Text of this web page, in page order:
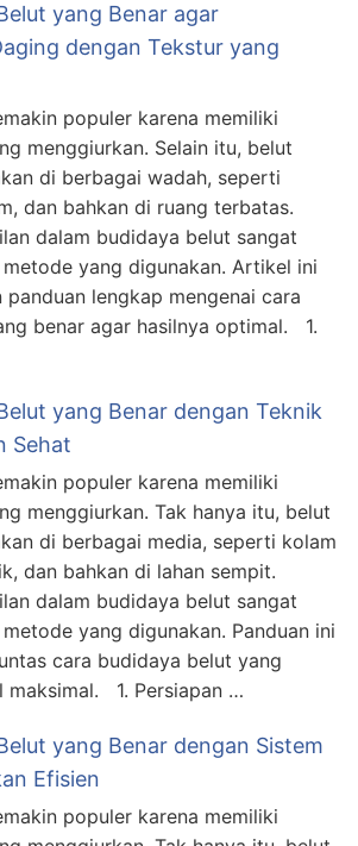
yang Benar agar
dengan Tekstur yang
populer karena memiliki
menggiurkan. Selain itu, belut
di berbagai wadah, seperti
dan bahkan di ruang terbatas.
dalam budidaya belut sangat
yang digunakan. Artikel ini
panduan lengkap mengenai cara
benar agar hasilnya optimal. 1.
yang Benar dengan Teknik
Sehat
populer karena memiliki
menggiurkan. Tak hanya itu, belut
di berbagai media, seperti kolam
dan bahkan di lahan sempit.
dalam budidaya belut sangat
yang digunakan. Panduan ini
cara budidaya belut yang
maksimal. 1. Persiapan …
yang Benar dengan Sistem
Efisien
populer karena memiliki